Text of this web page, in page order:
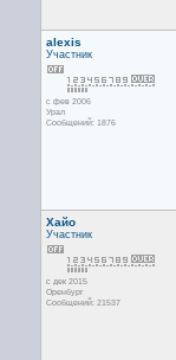
alexis
Участник
с фев 2006
Урал
Сообщений: 1876
Хайо
Участник
с дек 2015
Оренбург
Сообщений: 21537